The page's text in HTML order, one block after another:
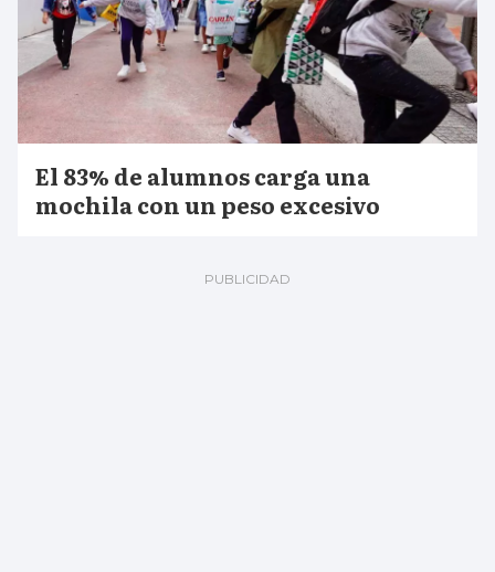
El 83% de alumnos carga una
mochila con un peso excesivo